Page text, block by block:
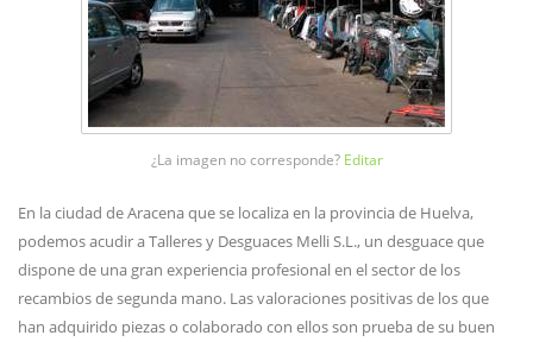
¿La imagen no corresponde? Editar
En la ciudad de Aracena que se localiza en la provincia de Huelva,
podemos acudir a Talleres y Desguaces Melli S.L., un desguace que
dispone de una gran experiencia profesional en el sector de los
recambios de segunda mano. Las valoraciones positivas de los que
han adquirido piezas o colaborado con ellos son prueba de su buen